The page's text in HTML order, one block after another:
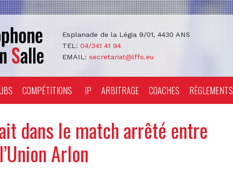
Esplanade de la Légia 9/01, 4430 ANS
TEL: 04/341 41 94
EMAIL: secretariat@lffs.eu
COMPÉTITIONS IP ARBITRAGE COACHES RÈGLEMENTS
dans le match arrêté entre
Arlon